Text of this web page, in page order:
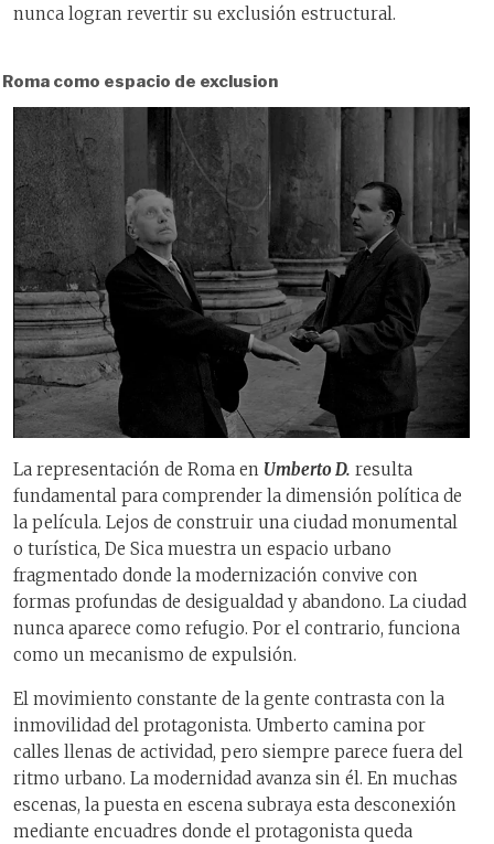
nunca logran revertir su exclusión estructural.
Roma como espacio de exclusion
La representación de Roma en Umberto D. resulta
fundamental para comprender la dimensión política de
la película. Lejos de construir una ciudad monumental
o turística, De Sica muestra un espacio urbano
fragmentado donde la modernización convive con
formas profundas de desigualdad y abandono. La ciudad
nunca aparece como refugio. Por el contrario, funciona
como un mecanismo de expulsión.
El movimiento constante de la gente contrasta con la
inmovilidad del protagonista. Umberto camina por
calles llenas de actividad, pero siempre parece fuera del
ritmo urbano. La modernidad avanza sin él. En muchas
escenas, la puesta en escena subraya esta desconexión
mediante encuadres donde el protagonista queda